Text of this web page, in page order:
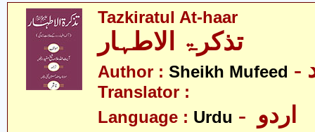
Tazkiratul At-haar
تذکرۃ الاطہار
Author : Sheikh Mufeed
Translator :
Language : Urdu